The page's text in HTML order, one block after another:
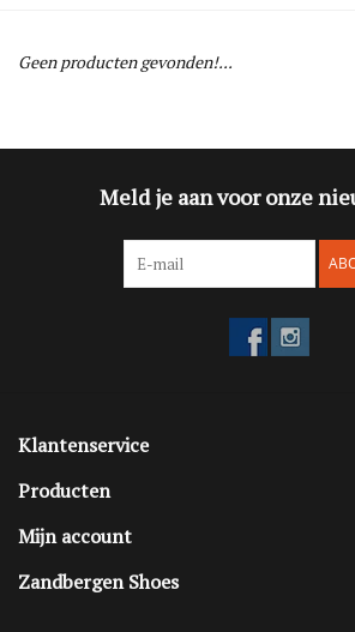
Super Deals
Blog
Geen producten gevonden!...
Meld je aan voor onze
Klantenservice
Producten
Mijn account
Zandbergen Shoes